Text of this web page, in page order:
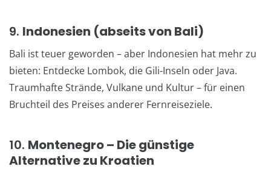
9. Indonesien (abseits von Bali)
Bali ist teuer geworden – aber Indonesien hat mehr zu
bieten: Entdecke Lombok, die Gili-Inseln oder Java.
Traumhafte Strände, Vulkane und Kultur – für einen
Bruchteil des Preises anderer Fernreiseziele.
10. Montenegro – Die günstige
Alternative zu Kroatien